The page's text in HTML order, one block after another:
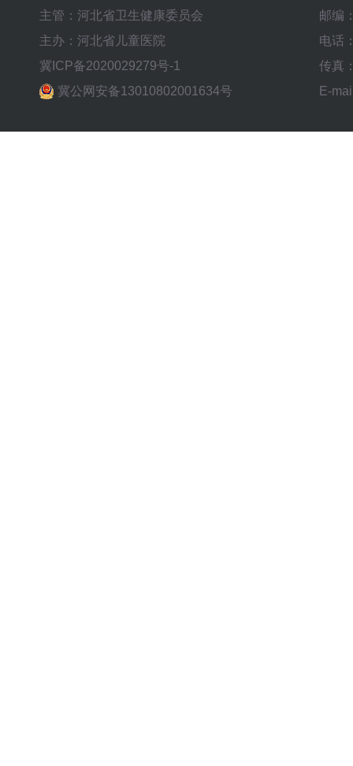
主管：河北省卫生健康委员会
主办：河北省儿童医院
冀ICP备2020029279号-1
冀公网安备13010802001634号
邮编
电话
传真
E-